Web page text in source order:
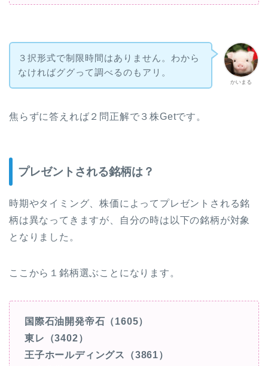
かいまる
３択形式で制限時間はありません。わから
なければググって調べるのもアリ。
焦らずに答えれば２問正解で３株Getです。
プレゼントされる銘柄は？
時期やタイミング、株価によってプレゼントされる銘
柄は異なってきますが、自分の時は以下の銘柄が対象
となりました。
ここから１銘柄選ぶことになります。
国際石油開発帝石（1605）
東レ（3402）
王子ホールディングス（3861）